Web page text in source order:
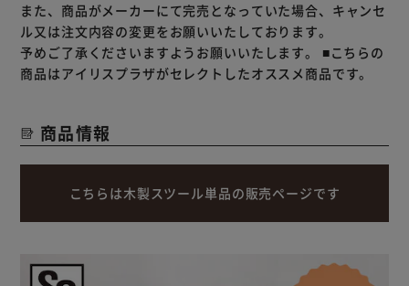
また、商品がメーカーにて完売となっていた場合、キャンセ
ル又は注文内容の変更をお願いいたしております。
予めご了承くださいますようお願いいたします。 ■こちらの
商品はアイリスプラザがセレクトしたオススメ商品です。
商品情報
こちらは木製スツール単品の販売ページです